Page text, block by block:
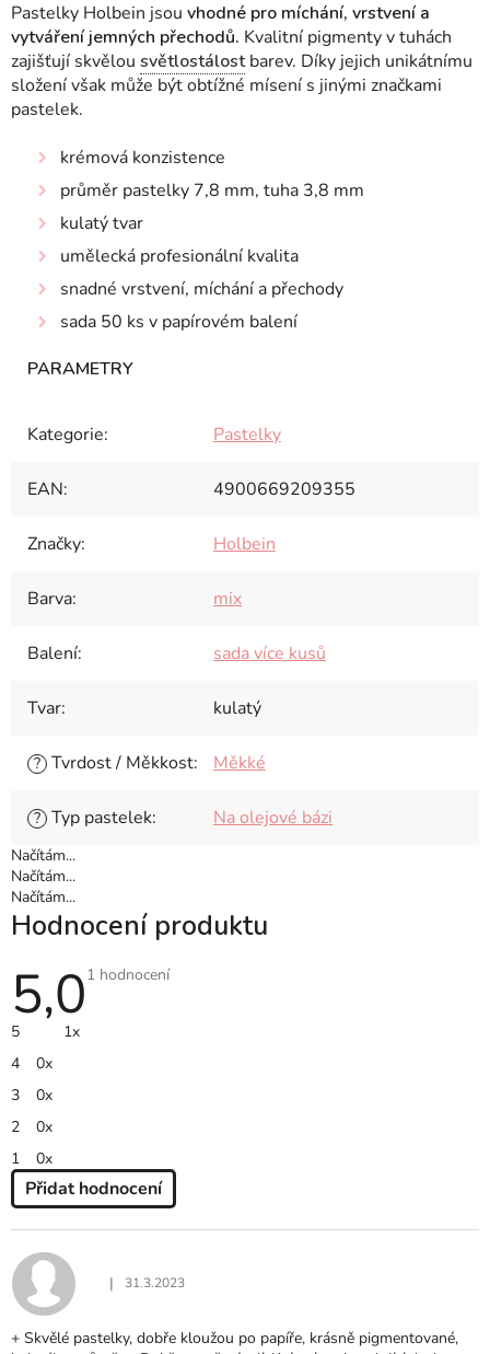
Pastelky Holbein jsou vhodné pro míchání, vrstvení a
vytváření jemných přechodů. Kvalitní pigmenty v tuhách
zajišťují skvělou světlostálostbarev. Díky jejich unikátnímu
složení však může být obtížné mísení s jinými značkami
pastelek.
krémová konzistence
průměr pastelky 7,8 mm, tuha 3,8 mm
kulatý tvar
umělecká profesionální kvalita
snadné vrstvení, míchání a přechody
sada 50 ks v papírovém balení
Kategorie: Pastelky
EAN: 4900669209355
Značky: Holbein
Barva: mix
Balení: sada více kusů
Tvar: kulatý
? Tvrdost / Měkkost: Měkké
? Typ pastelek: Na olejové bázi
Načítám...
Načítám...
Načítám...
Hodnocení produktu
5,0 Průměrné
1 hodnocení
5
1x
4
0x
3
0x
2
0x
1
0x
Přidat hodnocení
P
I
S
Hodnocení produktu je 5 z 5 hvězdiček.
| 31.3.2023
+ Skvělé pastelky, dobře kloužou po papíře, krásně pigmentované,